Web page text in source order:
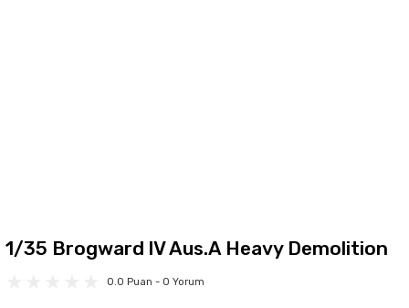
1/35 Brogward lV Aus.A Heavy Demolition
0.0 Puan - 0 Yorum